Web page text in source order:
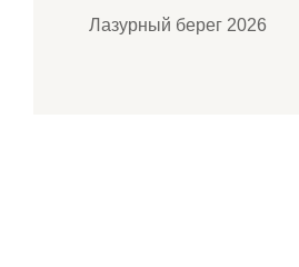
Лазурный берег 2026